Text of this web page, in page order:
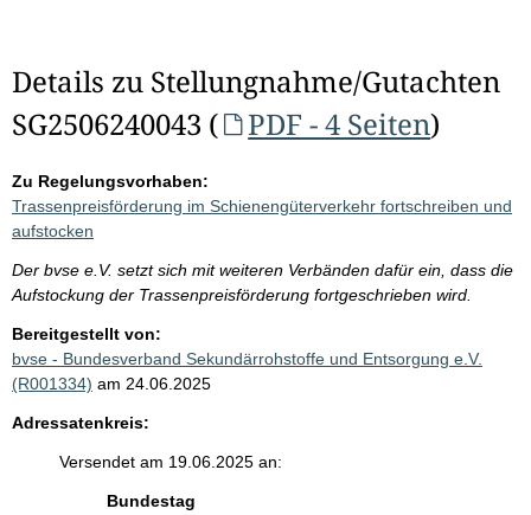
Details zu Stellungnahme/Gutachten
SG2506240043 (
PDF - 4 Seiten)
Zu Regelungsvorhaben:
Trassenpreisförderung im Schienengüterverkehr fortschreiben und
aufstocken
Der bvse e.V. setzt sich mit weiteren Verbänden dafür ein, dass die
Aufstockung der Trassenpreisförderung fortgeschrieben wird.
Bereitgestellt von:
bvse - Bundesverband Sekundärrohstoffe und Entsorgung e.V.
(R001334) am 24.06.2025
Adressatenkreis:
Versendet am 19.06.2025 an:
Bundestag